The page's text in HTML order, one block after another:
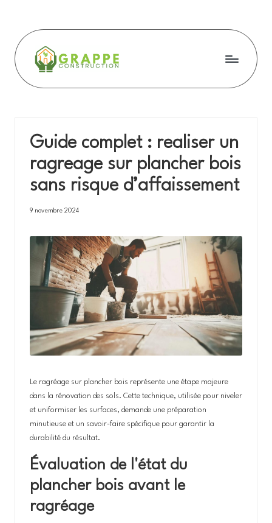
content
G
p
p
e
c
o
n
st
ct
io
n
Guide complet : realiser un
ragreage sur plancher bois
sans risque d’affaissement
9 novembre 2024
Le ragréage sur plancher bois représente une étape majeure
dans la rénovation des sols. Cette technique, utilisée pour niveler
et uniformiser les surfaces, demande une préparation
minutieuse et un savoir-faire spécifique pour garantir la
durabilité du résultat.
Évaluation de l'état du
plancher bois avant le
ragréage